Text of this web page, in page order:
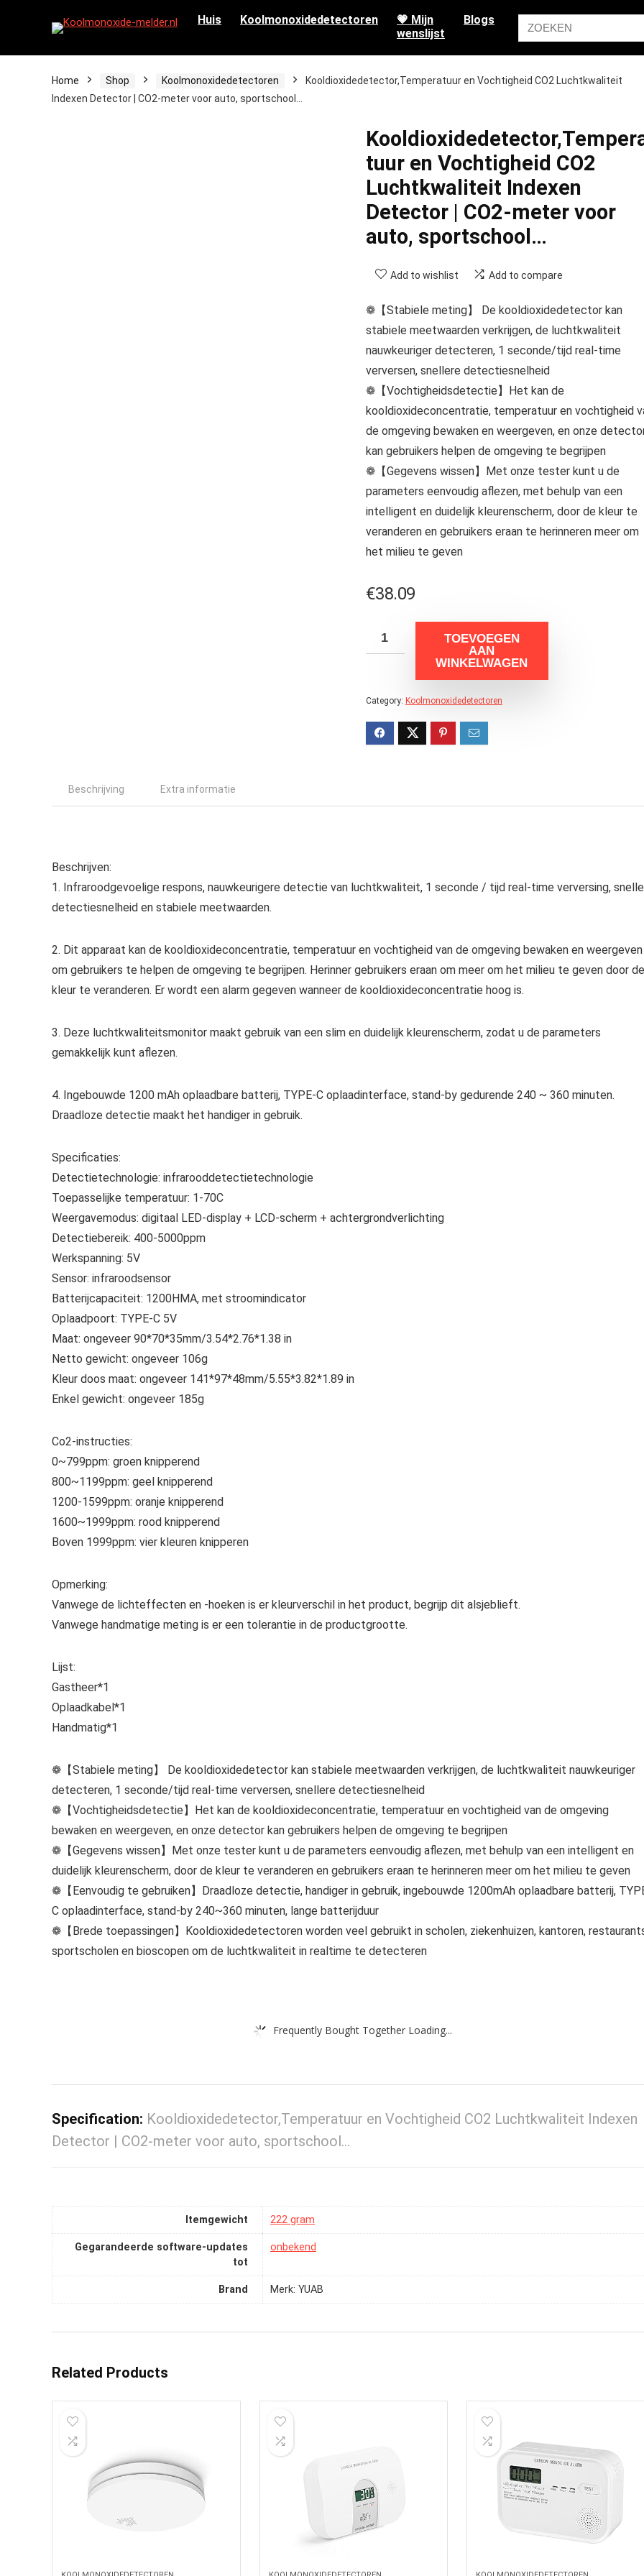
Huis Koolmonoxidedetectoren
💗 Mijn
wenslijst
Blogs
Home Shop Koolmonoxidedetectoren
Kooldioxidedetector,Temperatuur en Vochtigheid CO2 Luchtkwaliteit
Indexen Detector | CO2-meter voor auto, sportschool…
tuur en Vochtigheid CO2
Luchtkwaliteit Indexen
Detector | CO2-meter voor
auto, sportschool…
Add to wishlist Add to compare
❁【Stabiele meting】 De kooldioxidedetector kan
stabiele meetwaarden verkrijgen, de luchtkwaliteit
nauwkeuriger detecteren, 1 seconde/tijd real-time
verversen, snellere detectiesnelheid
❁【Vochtigheidsdetectie】Het kan de
kooldioxideconcentratie, temperatuur en vochtigheid
de omgeving bewaken en weergeven, en onze
kan gebruikers helpen de omgeving te begrijpen
❁【Gegevens wissen】Met onze tester kunt u de
parameters eenvoudig aflezen, met behulp van een
intelligent en duidelijk kleurenscherm, door de kleur te
veranderen en gebruikers eraan te herinneren meer om
het milieu te geven
€38.09
TOEVOEGEN
AAN
WINKELWAGEN
Category: Koolmonoxidedetectoren
Beschrijving Extra informatie
Beschrijven:
1. Infraroodgevoelige respons, nauwkeurigere detectie van luchtkwaliteit, 1 seconde / tijd real-time verversing,
detectiesnelheid en stabiele meetwaarden.
2. Dit apparaat kan de kooldioxideconcentratie, temperatuur en vochtigheid van de omgeving bewaken en weergeven
om gebruikers te helpen de omgeving te begrijpen. Herinner gebruikers eraan om meer om het milieu te geven door de
kleur te veranderen. Er wordt een alarm gegeven wanneer de kooldioxideconcentratie hoog is.
3. Deze luchtkwaliteitsmonitor maakt gebruik van een slim en duidelijk kleurenscherm, zodat u de parameters
gemakkelijk kunt aflezen.
4. Ingebouwde 1200 mAh oplaadbare batterij, TYPE-C oplaadinterface, stand-by gedurende 240 ~ 360 minuten.
Draadloze detectie maakt het handiger in gebruik.
Specificaties:
Detectietechnologie: infrarooddetectietechnologie
Toepasselijke temperatuur: 1-70C
Weergavemodus: digitaal LED-display + LCD-scherm + achtergrondverlichting
Detectiebereik: 400-5000ppm
Werkspanning: 5V
Sensor: infraroodsensor
Batterijcapaciteit: 1200HMA, met stroomindicator
Oplaadpoort: TYPE-C 5V
Maat: ongeveer 90*70*35mm/3.54*2.76*1.38 in
Netto gewicht: ongeveer 106g
Kleur doos maat: ongeveer 141*97*48mm/5.55*3.82*1.89 in
Enkel gewicht: ongeveer 185g
Co2-instructies:
0~799ppm: groen knipperend
800~1199ppm: geel knipperend
1200-1599ppm: oranje knipperend
1600~1999ppm: rood knipperend
Boven 1999ppm: vier kleuren knipperen
Opmerking:
Vanwege de lichteffecten en -hoeken is er kleurverschil in het product, begrijp dit alsjeblieft.
Vanwege handmatige meting is er een tolerantie in de productgrootte.
Lijst:
Gastheer*1
Oplaadkabel*1
Handmatig*1
❁【Stabiele meting】 De kooldioxidedetector kan stabiele meetwaarden verkrijgen, de luchtkwaliteit nauwkeuriger
detecteren, 1 seconde/tijd real-time verversen, snellere detectiesnelheid
❁【Vochtigheidsdetectie】Het kan de kooldioxideconcentratie, temperatuur en vochtigheid van de omgeving
bewaken en weergeven, en onze detector kan gebruikers helpen de omgeving te begrijpen
❁【Gegevens wissen】Met onze tester kunt u de parameters eenvoudig aflezen, met behulp van een intelligent en
duidelijk kleurenscherm, door de kleur te veranderen en gebruikers eraan te herinneren meer om het milieu te geven
❁【Eenvoudig te gebruiken】Draadloze detectie, handiger in gebruik, ingebouwde 1200mAh oplaadbare batterij,
C oplaadinterface, stand-by 240~360 minuten, lange batterijduur
❁【Brede toepassingen】Kooldioxidedetectoren worden veel gebruikt in scholen, ziekenhuizen, kantoren,
sportscholen en bioscopen om de luchtkwaliteit in realtime te detecteren
Frequently Bought Together Loading...
Specification: Kooldioxidedetector,Temperatuur en Vochtigheid CO2 Luchtkwaliteit Indexen
Detector | CO2-meter voor auto, sportschool…
Itemgewicht ‎222 gram
Gegarandeerde software-updates
tot
‎onbekend
Brand Merk: YUAB
Related Products